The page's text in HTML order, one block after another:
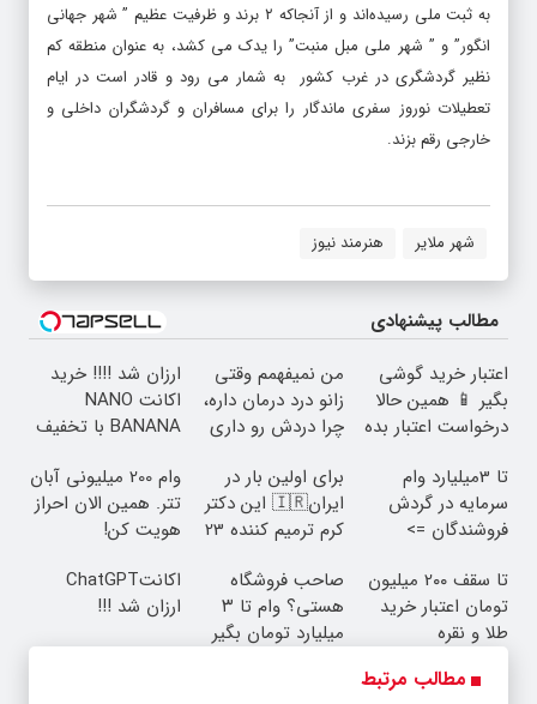
به ثبت ملی رسیده‌اند و از آنجاکه ۲ برند و ظرفیت عظیم ” شهر جهانی
انگور” و ” شهر ملی مبل منبت” را یدک می کشد، به عنوان منطقه کم
نظیر گردشگری در غرب کشور به شمار می رود و قادر است در ایام
تعطیلات نوروز سفری ماندگار را برای مسافران و گردشگران داخلی و
خارجی رقم بزند.
شهر ملایر هنرمند نیوز
مطالب پیشنهادی
اعتبار خرید گوشی
بگیر 📱 همین حالا
درخواست اعتبار بده
من نمیفهمم وقتی
زانو درد درمان داره،
چرا دردش رو داری
ارزان شد !!!! خرید
اکانت NANO
BANANA با تخفیف
تا 3میلیارد وام
سرمایه در گردش
فروشندگان =>
کن
برای اولین بار در
ایران🇮🇷 این دکتر
کرم ترمیم کننده 23
وام 200 میلیونی آبان
تتر. همین الان احراز
هویت کن!
تا سقف 2۰۰ میلیون
تومان اعتبار خرید
طلا و نقره
صاحب فروشگاه
هستی؟ وام تا ۳
میلیارد تومان بگیر
اکانتChatGPT
ارزان شد !!!
مطالب مرتبط